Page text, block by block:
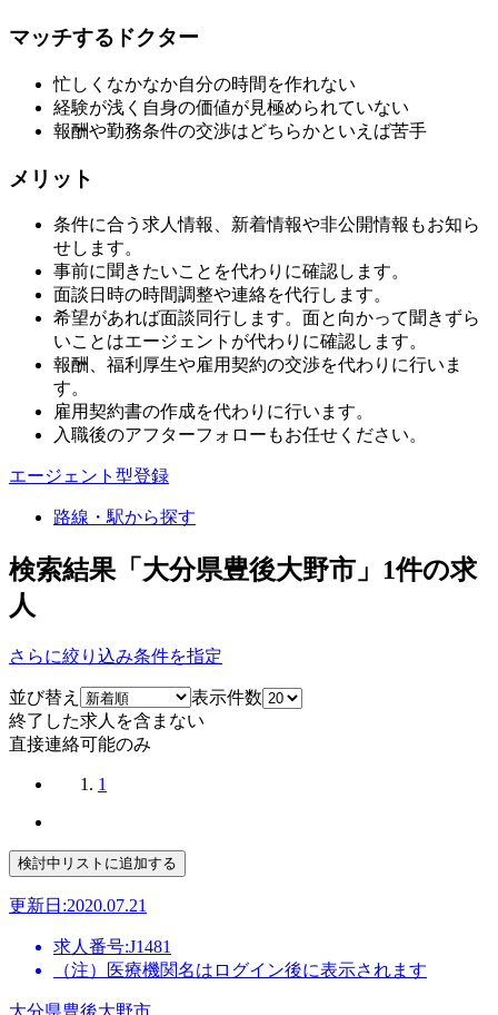
マッチするドクター
忙しくなかなか自分の時間を作れない
経験が浅く自身の価値が見極められていない
報酬や勤務条件の交渉はどちらかといえば苦手
メリット
条件に合う求人情報、新着情報や非公開情報もお知ら
せします。
事前に聞きたいことを代わりに確認します。
面談日時の時間調整や連絡を代行します。
希望があれば面談同行します。面と向かって聞きずら
いことはエージェントが代わりに確認します。
報酬、福利厚生や雇用契約の交渉を代わりに行いま
す。
雇用契約書の作成を代わりに行います。
入職後のアフターフォローもお任せください。
エージェント型登録
路線・駅から探す
検索結果「大分県豊後大野市」 1件の求
人
さらに絞り込み条件を指定
並び替え
表示件数
終了した求人を含まない
直接連絡可能のみ
1
更新日:2020.07.21
求人番号:J1481
（注）医療機関名はログイン後に表示されます